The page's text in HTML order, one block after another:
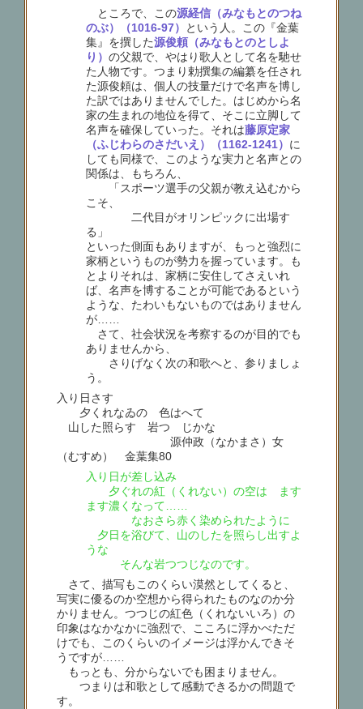
ところで、この源経信（みなもとのつね
のぶ）（1016-97）
という人。この『金葉
集』を撰した源俊頼（みなもとのとしよ
り）の父親で、やはり歌人として名を馳せ
た人物です。つまり勅撰集の編纂を任され
た源俊頼は、個人の技量だけで名声を博し
た訳ではありませんでした。はじめから名
家の生まれの地位を得て、そこに立脚して
名声を確保していった。それは藤原定家
（ふじわらのさだいえ）（1162-1241） に
しても同様で、このような実力と名声との
関係は、もちろん、
「スポーツ選手の父親が教え込むから
こそ、
二代目がオリンピックに出場す
る」
といった側面もありますが、もっと強烈に
家柄というものが勢力を握っています。も
とよりそれは、家柄に安住してさえいれ
ば、名声を博することが可能であるという
ような、たわいもないものではありません
が……
さて、社会状況を考察するのが目的でも
ありませんから、
さりげなく次の和歌へと、参りましょ
う。
入り日さす
夕くれなゐの 色はへて
山した照らす 岩つゝじかな
源仲政（なかまさ）女
（むすめ） 金葉集80
入り日が差し込み
夕ぐれの紅（くれない）の空は ます
ます濃くなって……
なおさら赤く染められたように
夕日を浴びて、山のしたを照らし出すよ
うな
そんな岩つつじなのです。
さて、描写もこのくらい漠然としてくると、
写実に優るのか空想から得られたものなのか分
かりません。つつじの紅色（くれないいろ）の
印象はなかなかに強烈で、こころに浮かべただ
けでも、このくらいのイメージは浮かんできそ
うですが……
もっとも、分からないでも困まりません。
つまりは和歌として感動できるかの問題で
す。